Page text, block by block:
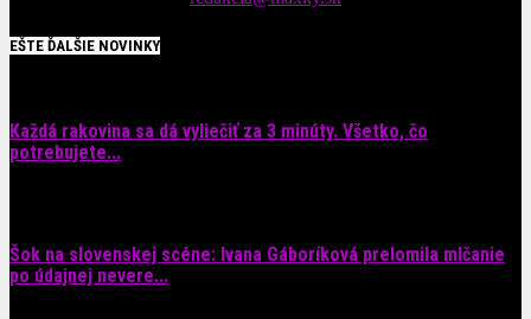
EŠTE ĎALŠIE NOVINKY
Každá rakovina sa dá vyliečiť za 3 minúty. Všetko, čo
potrebujete...
Šok na slovenskej scéne: Ivana Gáboríková prelomila mlčanie
po údajnej nevere...